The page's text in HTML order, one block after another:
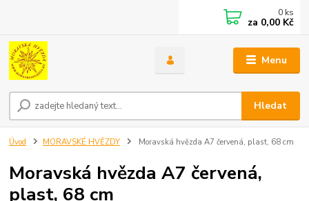
Menu
Hledat
0 ks
za 0,00 Kč
Úvod MORAVSKÉ HVĚZDY Moravská hvězda A7 červená, plast, 68 cm
Moravská hvězda A7 červená,
plast, 68 cm